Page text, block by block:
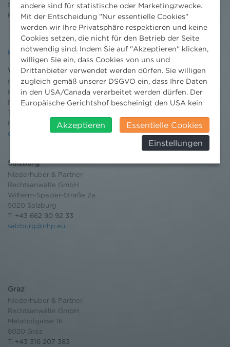
Stipendium
Pressebereich
Kontakt
Wien
Niederhuber & Partner
Rechtsanwälte GmbH
Reisnerstraße 53, 1030 Wien
T:
F: +43 1 513 21 24-300
office@nhp.eu
Salzburg
Niederhuber & Partner
Rechtsanwälte GmbH
Wilhelm-Spazier-Straße 2a
5020 Salzburg
T: +43 662 90 92 33
salzburg@nhp.eu
Graz
Niederhuber & Partner
Rechtsanwälte GmbH
Metahofgasse 16
8020 Graz
T: +43 316 207 383
andere sind für statistische oder Marketingzwecke.
Mit der Entscheidung "Nur essentielle Cookies"
werden wir Ihre Privatsphäre respektieren und keine
Cookies setzen, die nicht für den Betrieb der Seite
notwendig sind. Indem Sie auf "Akzeptieren" klicken,
willigen Sie ein, dass Cookies von uns und
Drittanbieter verwendet werden dürfen. Sie willigen
zugleich gemäß unserer DSGVO ein, dass Ihre Daten
in den USA/Canada verarbeitet werden dürfen. Der
Europäische Gerichtshof bescheinigt den USA kein
insbesondere das Risiko, dass ihre Daten durch US-
Behörden, zu Kontroll- und zu
Überwachungszwecken, verarbeitet werden und
werden können. Zudem finden Sie am
Bildschirmrand ein Cookie-Icon wo Sie jederzeit Ihre
Einwilligung widerrufen und Widerspruch ausüben.
Weitere Infomationen finden Sie hier:
Datenschutzerklärung
Akzeptieren
Essentielle Cookies
Einstellungen